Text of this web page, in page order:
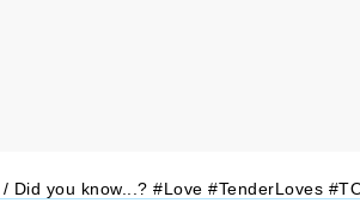
Did you know...? #Love #TenderLoves